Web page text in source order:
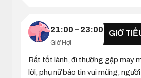
21:00 – 23:00
Giờ Hợi
GIỜ
Rất tốt lành, đi thường gặp may
lời, phụ nữ báo tin vui mừng, người